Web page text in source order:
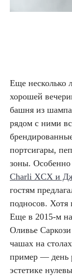
Еще несколько
хорошей
башня из
рядом с ними
портсигары,
зоны. Особенно
Charli XCX и
гостям
подносов. Хотя
Еще в 2015-м
Оливье
чашах на
пример — день
эстетике